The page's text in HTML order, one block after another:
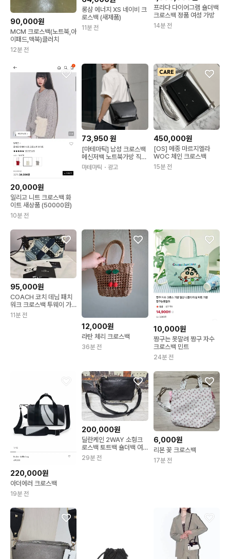
90,000원
MCM 크로스백(노트북,아
이패드,맥북)클러치
12분 전
롱샴 에너지 XS 네이비 크
로스백 (새제품)
11분 전
프라다 다이어그램 숄더백
크로스백 정품 여성 가방
14분 전
20,000원
일리고 니트 크로스백 화
이트 새상품 (50000원)
10분 전
73,950원
[마테마틱] 남성 크로스백
메신저백 노트북가방 직장
인 출퇴근 태블릿 호크 C2
0
마테마틱 ・광고
450,000원
[OS] 메종 마르지엘라
WOC 체인 크로스백
15분 전
95,000원
COACH 코치 데님 패치
워크 크로스백 투웨이 가
방 정품
11분 전
12,000원
라탄 체리 크로스백
36분 전
10,000원
짱구는 못말려 짱구 자수
크로스백 민트
24분 전
220,000원
아더에러 크로스백
19분 전
200,000원
딜란케인 2WAY 소형크
로스백 토트백 숄더백 여
성가방
29분 전
6,000원
리본 꽃 크로스백
17분 전